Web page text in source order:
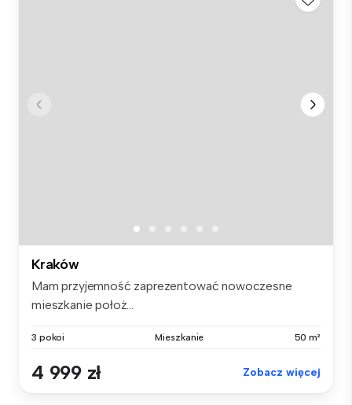
Kraków
Mam przyjemność zaprezentować nowoczesne
mieszkanie położ...
3 pokoi Mieszkanie 50 m²
4 999 zł Zobacz więcej